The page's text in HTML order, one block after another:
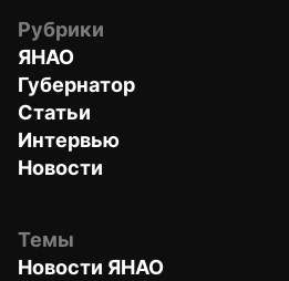
Рубрики
ЯНАО
Губернатор
Статьи
Интервью
Новости
Темы
Новости ЯНАО